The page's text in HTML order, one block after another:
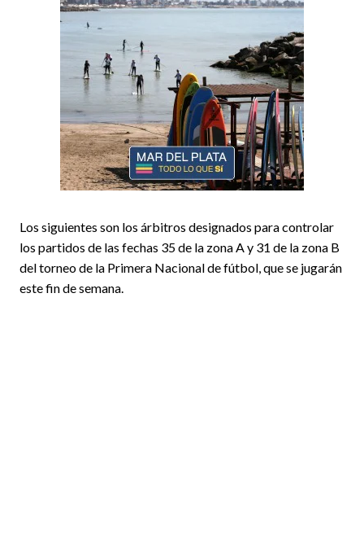
Los siguientes son los árbitros designados para controlar
los partidos de las fechas 35 de la zona A y 31 de la zona B
del torneo de la Primera Nacional de fútbol, que se jugarán
este fin de semana.